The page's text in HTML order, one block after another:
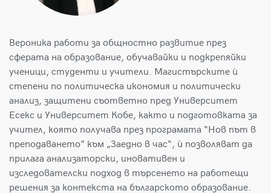
Вероника работи за общностно развитие през
сферата на образование, обучавайки и подкрепяйки
ученици, студенти и учители. Магистърските ѝ
степени по политическа икономия и политически
анализ, защитени съответно пред Университет
Есекс и Университет Кобе, както и подготовката за
учител, която получава през програмата “Нов път в
преподаването” към „Заедно в час“, ѝ позволяват да
прилага анализаторски, иновативен и
изследователски подход в търсенето на работещи
решения за контекста на българското образование.